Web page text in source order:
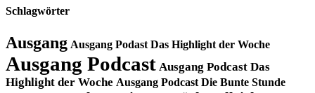
Schlagwörter
Ausgang Ausgang Podast Das Highlight der Woche
Ausgang Podcast Ausgang Podcast Das
Highlight der Woche Ausgang Podcast Die Bunte Stunde